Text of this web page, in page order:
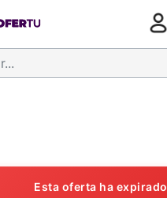
Esta oferta ha expirado